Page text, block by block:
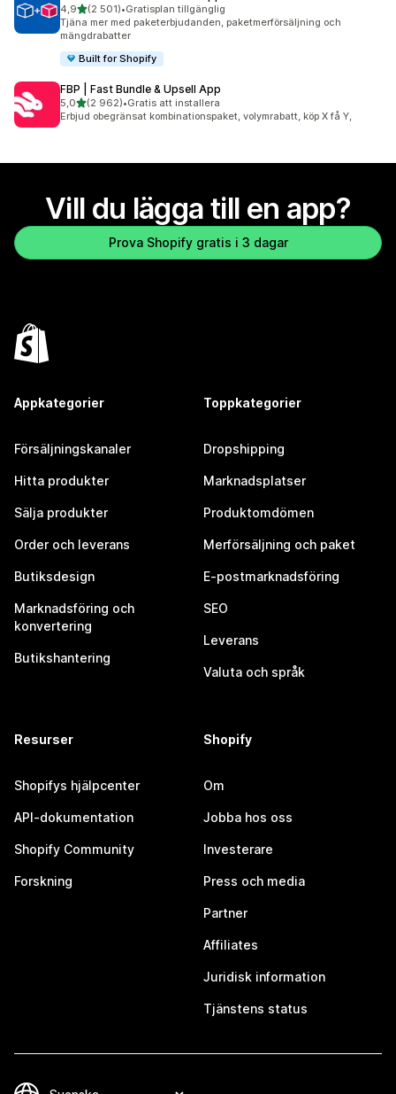
4,9av 5 stjärnor
(2 501)
2501 recensioner totalt
•Gratisplan tillgänglig
Tjäna mer med paketerbjudanden, paketmerförsäljning och
mängdrabatter
Built for Shopify
FBP | Fast Bundle & Upsell App
5,0av 5 stjärnor
(2 962)
2962 recensioner totalt
•Gratis att installera
Erbjud obegränsat kombinationspaket, volymrabatt, köp X få Y,
Vill du lägga till en app?
Prova Shopify gratis i 3 dagar
Appkategorier
Försäljningskanaler
Hitta produkter
Sälja produkter
Order och leverans
Butiksdesign
Marknadsföring och
konvertering
Butikshantering
Toppkategorier
Dropshipping
Marknadsplatser
Produktomdömen
Merförsäljning och paket
E-postmarknadsföring
SEO
Leverans
Valuta och språk
Resurser
Shopifys hjälpcenter
API-dokumentation
Shopify Community
Forskning
Shopify
Om
Jobba hos oss
Investerare
Press och media
Partner
Affiliates
Juridisk information
Tjänstens status